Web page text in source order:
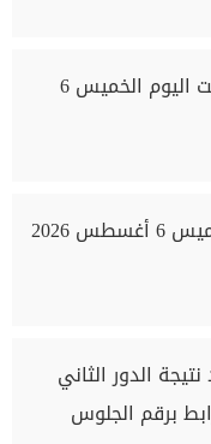
أسعار الحديد والأسمنت اليوم الخميس 6
سعر الدولار اليوم الخميس 6 أغسطس 2026
الدور الثاني
برقم الجلوس